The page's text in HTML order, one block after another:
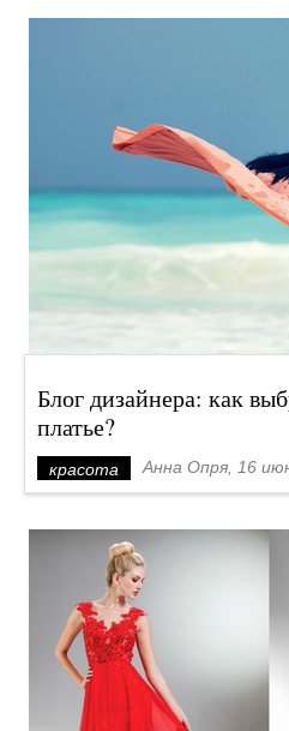
Блог дизайнера: как
платье?
красота Анна Опря, 16